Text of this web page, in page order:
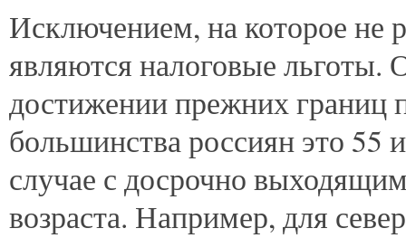
Исключением, на которое не
являются налоговые льготы.
достижении прежних границ
большинства россиян это 55
случае с досрочно
возраста. Например, для